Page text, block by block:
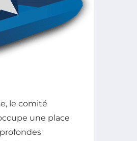
le comité
une place